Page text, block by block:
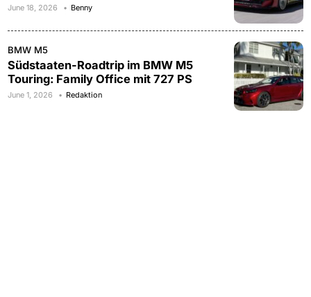
June 18, 2026 Benny
BMW M5
Südstaaten-Roadtrip im BMW M5
Touring: Family Office mit 727 PS
June 1, 2026 Redaktion